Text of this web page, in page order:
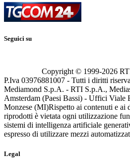
Seguici su
Copyright © 1999-2026
P.Iva 03976881007 - Tutti i diritti
Mediamond S.p.A. - RTI S.p.A.,
Amsterdam (Paesi Bassi) - Uffici Viale
Monzese (MI)Rispetto ai contenuti e ai
riprodotti è vietata ogni utilizzazione
sistemi di intelligenza artificiale
espresso di utilizzare mezzi
Legal